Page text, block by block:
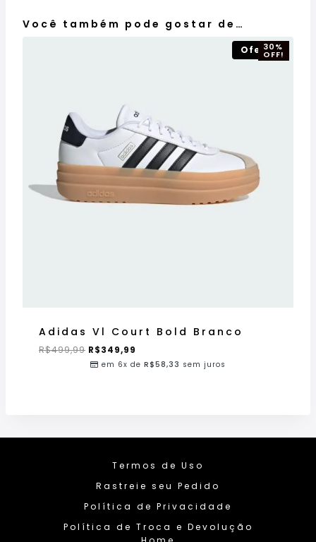
Você também pode gostar de…
Oferta!
30%
OFF!
Adidas Vl Court Bold Branco
R$499,99 R$349,99
em 6x de R$58,33 sem juros
Termos de Uso
Rastreie seu Pedido
Política de Privacidade
Política de Troca e Devolução